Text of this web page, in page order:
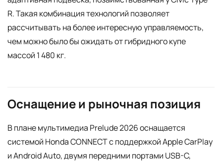
R. Такая комбинация технологий позволяет
рассчитывать на более интересную управляемость,
чем можно было бы ожидать от гибридного купе
массой 1 480 кг.
Оснащение и рыночная позиция
В плане мультимедиа Prelude 2026 оснащается
системой Honda CONNECT с поддержкой Apple CarPlay
и Android Auto, двумя передними портами USB-C,